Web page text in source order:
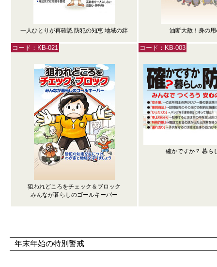
一人ひとりが再確認 防犯の知恵 地域の絆 油断大敵！身の
コード：KB-021
狙われどころをチェック＆ブロック
みんなが暮らしのゴールキーパー
コード：KB-003
確かですか？ 暮ら
年末年始の特別警戒